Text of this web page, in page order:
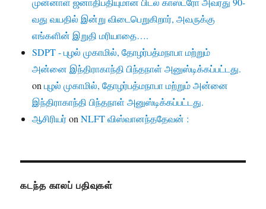
வது வயதில் இன்று விடைபெறுகிறார், அவருக்கு
எங்களின் இறுதி மரியாதை….
SDPT - புழல் முகாமில், தோழர்பத்மநாபா மற்றும்
அன்னை இந்திராகாந்தி பிந்தநாள் அனுஸ்டிக்கப்பட்டது.
onபுழல் முகாமில், தோழர்பத்மநாபா மற்றும் அன்னை
இந்திராகாந்தி பிந்தநாள் அனுஸ்டிக்கப்பட்டது.
ஆசிரியர்onNLFT விஸ்வானந்ததேவன் :
கடந்த காலப் பதிவுகள்